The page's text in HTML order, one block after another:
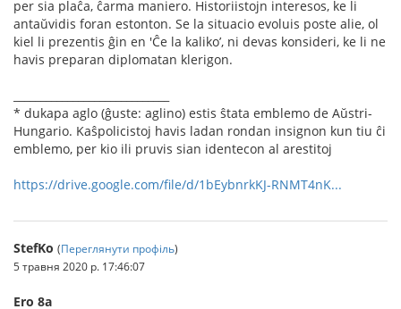
per sia plaĉa, ĉarma maniero. Historiistojn interesos, ke li
antaŭvidis foran estonton. Se la situacio evoluis poste alie, ol
kiel li prezentis ĝin en 'Ĉe la kaliko’, ni devas konsideri, ke li ne
havis preparan diplomatan klerigon.
* dukapa aglo (ĝuste: aglino) estis ŝtata emblemo de Aŭstri-
Hungario. Kaŝpolicistoj havis ladan rondan insignon kun tiu ĉi
emblemo, per kio ili pruvis sian identecon al arestitoj
https://drive.google.com/file/d/1bEybnrkKJ-RNMT4nK...
StefKo (Переглянути профіль)
5 травня 2020 р. 17:46:07
Ero 8a